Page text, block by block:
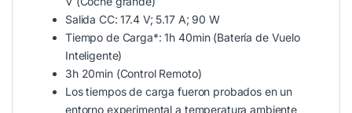
Salida CC: 17.4 V; 5.17 A; 90 W
Tiempo de Carga*: 1h 40min (Batería de Vuelo
Inteligente)
3h 20min (Control Remoto)
Los tiempos de carga fueron probados en un
entorno experimental a temperatura ambiente